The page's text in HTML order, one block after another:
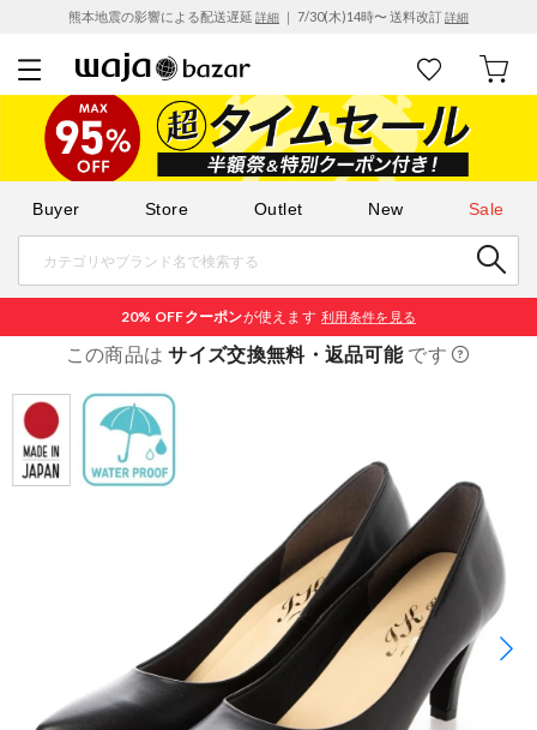
熊本地震の影響による配送遅延 詳細 ｜ 7/30(木)14時〜 送料改訂詳細
Buyer Store Outlet New Sale
20% OFFクーポンが使えます 利用条件を見る
この商品はサイズ交換無料・返品可能です